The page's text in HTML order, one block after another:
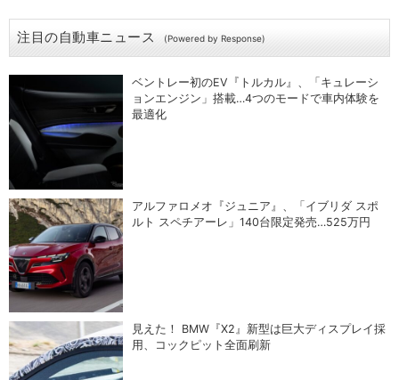
注目の自動車ニュース (Powered by Response)
ベントレー初のEV『トルカル』、「キュレーシ
ョンエンジン」搭載…4つのモードで車内体験を
最適化
アルファロメオ『ジュニア』、「イブリダ スポ
ルト スペチアーレ」140台限定発売…525万円
見えた！ BMW『X2』新型は巨大ディスプレイ採
用、コックピット全面刷新